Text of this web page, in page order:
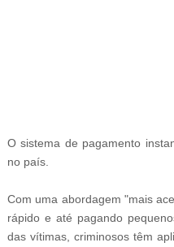
O sistema de pagamento
no país.
Com uma abordagem "mais
rápido e até pagando
das vítimas, criminosos têm